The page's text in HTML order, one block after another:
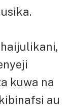
kuwa na
au